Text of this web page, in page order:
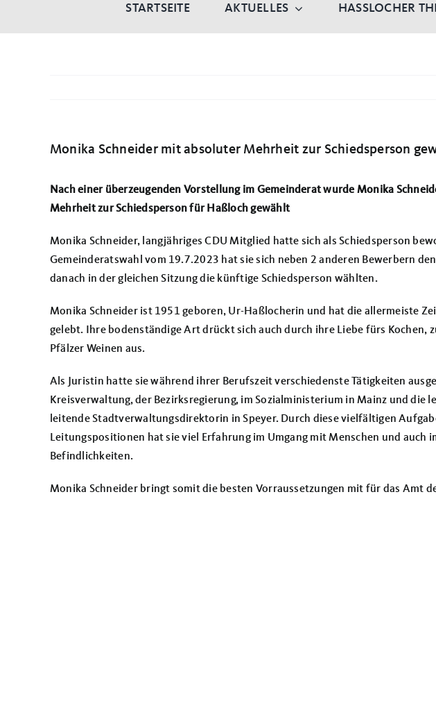
STARTSEITE AKTUELLES HASSLOCHER
Monika Schneider mit absoluter Mehrheit zur Schiedsperson
Nach einer überzeugenden Vorstellung im Gemeinderat wurde Monika
Mehrheit zur Schiedsperson für Haßloch gewählt
Monika Schneider, langjähriges CDU Mitglied hatte sich als Schiedsperson
Gemeinderatswahl vom 19.7.2023 hat sie sich neben 2 anderen Bewerbern
danach in der gleichen Sitzung die künftige Schiedsperson wählten.
Monika Schneider ist 1951 geboren, Ur-Haßlocherin und hat die allermeiste
gelebt. Ihre bodenständige Art drückt sich auch durch ihre Liebe fürs Kochen,
Pfälzer Weinen aus.
Als Juristin hatte sie während ihrer Berufszeit verschiedenste Tätigkeiten
Kreisverwaltung, der Bezirksregierung, im Sozialministerium in Mainz und die
leitende Stadtverwaltungsdirektorin in Speyer. Durch diese vielfältigen
Leitungspositionen hat sie viel Erfahrung im Umgang mit Menschen und auch
Befindlichkeiten.
Monika Schneider bringt somit die besten Vorraussetzungen mit für das Amt